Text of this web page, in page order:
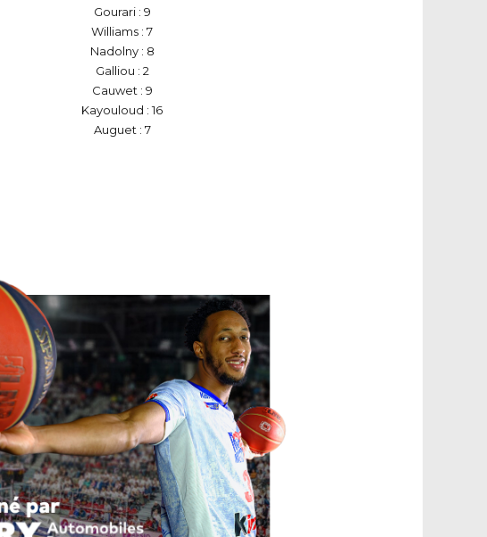
Gourari : 9
Williams : 7
Nadolny : 8
Galliou : 2
Cauwet : 9
Kayouloud : 16
Auguet : 7